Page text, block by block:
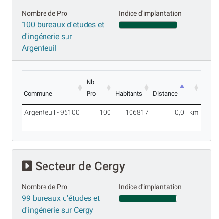
Nombre de Pro
100 bureaux d'études et
d'ingénerie sur
Argenteuil
Indice d'implantation
Commune
Nb
Pro
Habitants Distance
Argenteuil - 95100 100 106817 0,0 km
Secteur de Cergy
Nombre de Pro
99 bureaux d'études et
d'ingénerie sur Cergy
Indice d'implantation